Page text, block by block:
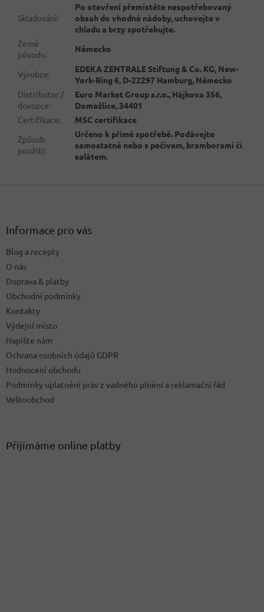
Skladování:
Po otevření přemístěte nespotřebovaný
obsah do vhodné nádoby, uchovejte v
chladu a brzy spotřebujte.
Země
původu:
Německo
Výrobce:
EDEKA ZENTRALE Stiftung & Co. KG, New-
York-Ring 6, D-22297 Hamburg, Německo
Distributor /
dovozce:
Euro Market Group s.r.o., Hájkova 356,
Domažlice, 34401
Certifikace:
MSC certifikace
Způsob
použití:
Určeno k přímé spotřebě. Podávejte
samostatně nebo s pečivem, bramborami či
salátem.
Informace pro vás
Blog a recepty
O nás
Doprava & platby
Obchodní podmínky
Kontakty
Výdejní místo
Napište nám
Ochrana osobních údajů GDPR
Hodnocení obchodu
Podmínky uplatnění práv z vadného plnění a reklamační řád
Velkoobchod
Přijímáme online platby